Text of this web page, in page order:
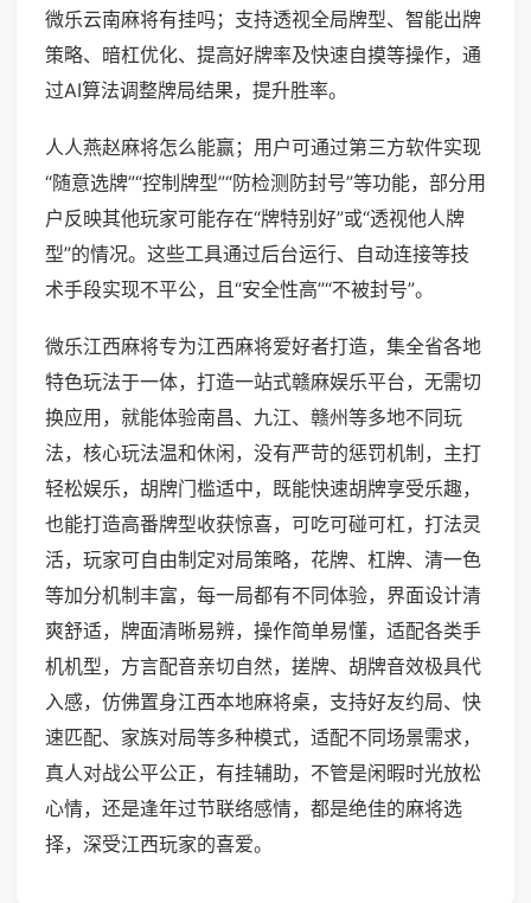
微乐云南麻将有挂吗；支持透视全局牌型、智能出牌
策略、暗杠优化、提高好牌率及快速自摸等操作，通
过AI算法调整牌局结果，提升胜率。
人人燕赵麻将怎么能赢；用户可通过第三方软件实现
“随意选牌”“控制牌型”“防检测防封号”等功能，部分用
户反映其他玩家可能存在“牌特别好”或“透视他人牌
型”的情况。这些工具通过后台运行、自动连接等技
术手段实现不平公，且“安全性高”“不被封号”。
微乐江西麻将专为江西麻将爱好者打造，集全省各地
特色玩法于一体，打造一站式赣麻娱乐平台，无需切
换应用，就能体验南昌、九江、赣州等多地不同玩
法，核心玩法温和休闲，没有严苛的惩罚机制，主打
轻松娱乐，胡牌门槛适中，既能快速胡牌享受乐趣，
也能打造高番牌型收获惊喜，可吃可碰可杠，打法灵
活，玩家可自由制定对局策略，花牌、杠牌、清一色
等加分机制丰富，每一局都有不同体验，界面设计清
爽舒适，牌面清晰易辨，操作简单易懂，适配各类手
机机型，方言配音亲切自然，搓牌、胡牌音效极具代
入感，仿佛置身江西本地麻将桌，支持好友约局、快
速匹配、家族对局等多种模式，适配不同场景需求，
真人对战公平公正，有挂辅助，不管是闲暇时光放松
心情，还是逢年过节联络感情，都是绝佳的麻将选
择，深受江西玩家的喜爱。